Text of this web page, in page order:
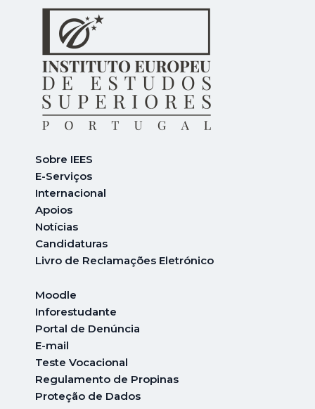
Sobre IEES
E-Serviços
Internacional
Apoios
Notícias
Candidaturas
Livro de Reclamações Eletrónico
Moodle
Inforestudante
Portal de Denúncia
E-mail
Teste Vocacional
Regulamento de Propinas
Proteção de Dados